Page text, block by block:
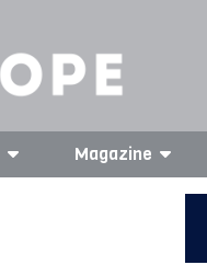
Magazine